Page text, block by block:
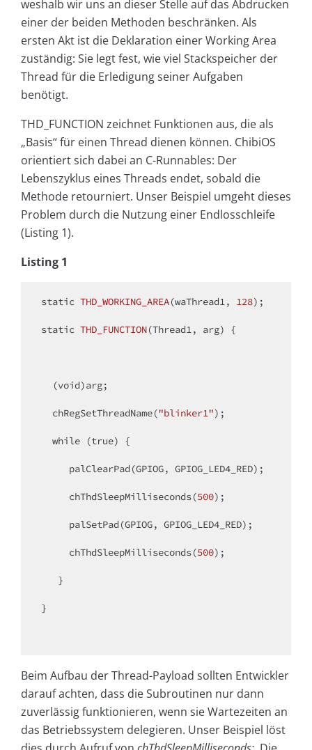
weshalb wir uns an dieser Stelle auf das Abdrucken
einer der beiden Methoden beschränken. Als
ersten Akt ist die Deklaration einer Working Area
zuständig: Sie legt fest, wie viel Stackspeicher der
Thread für die Erledigung seiner Aufgaben
benötigt.
THD_FUNCTION zeichnet Funktionen aus, die als
„Basis“ für einen Thread dienen können. ChibiOS
orientiert sich dabei an C-Runnables: Der
Lebenszyklus eines Threads endet, sobald die
Methode retourniert. Unser Beispiel umgeht dieses
Problem durch die Nutzung einer Endlosschleife
(Listing 1).
Listing 1
static THD_WORKING_AREA(waThread1, 128) ;
static THD_FUNCTION(Thread1, arg) {
  (
void)arg;
  chRegSetThreadName(
"blinker1");
while (true) {
     chThdSleepMilliseconds(
500);
     chThdSleepMilliseconds(
500);
}
Beim Aufbau der Thread-Payload sollten Entwickler
darauf achten, dass die Subroutinen nur dann
zuverlässig funktionieren, wenn sie Wartezeiten an
das Betriebssystem delegieren. Unser Beispiel löst